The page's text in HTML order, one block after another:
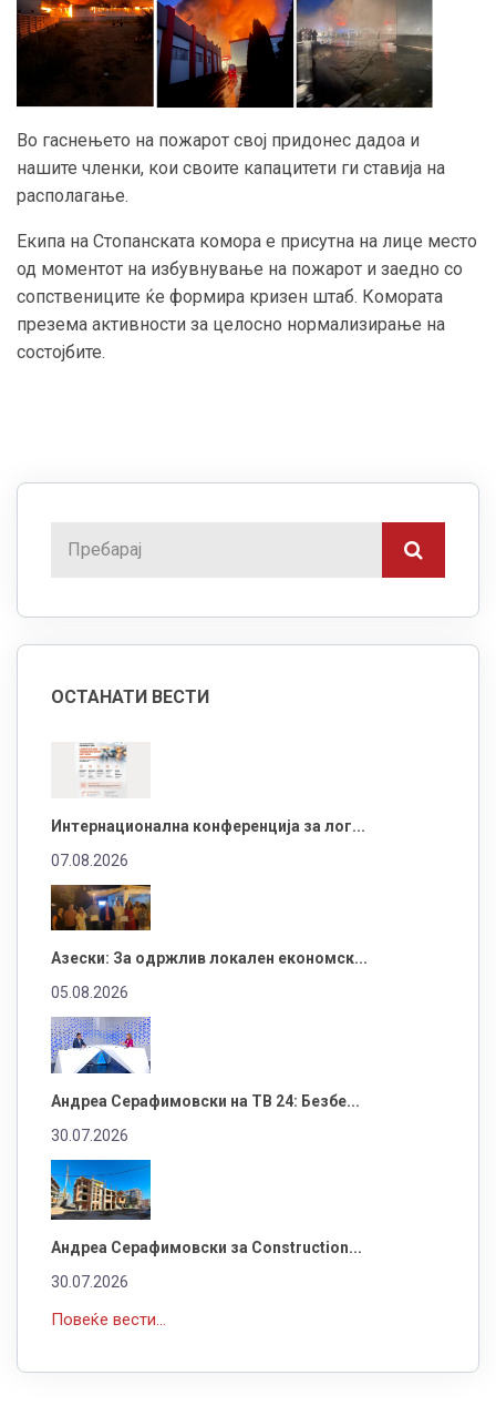
Во гаснењето на пожарот свој придонес дадоа и
нашите членки, кои своите капацитети ги ставија на
располагање.
Екипа на Стопанската комора е присутна на лице место
од моментот на избувнување на пожарот и заедно со
сопствениците ќе формира кризен штаб. Комората
презема активности за целосно нормализирање на
состојбите.
ОСТАНАТИ ВЕСТИ
Интернационална конференција за лог...
07.08.2026
Азески: За одржлив локален економск...
05.08.2026
Андреа Серафимовски на ТВ 24: Безбе...
30.07.2026
Андреа Серафимовски за Construction...
30.07.2026
Повеќе вести...